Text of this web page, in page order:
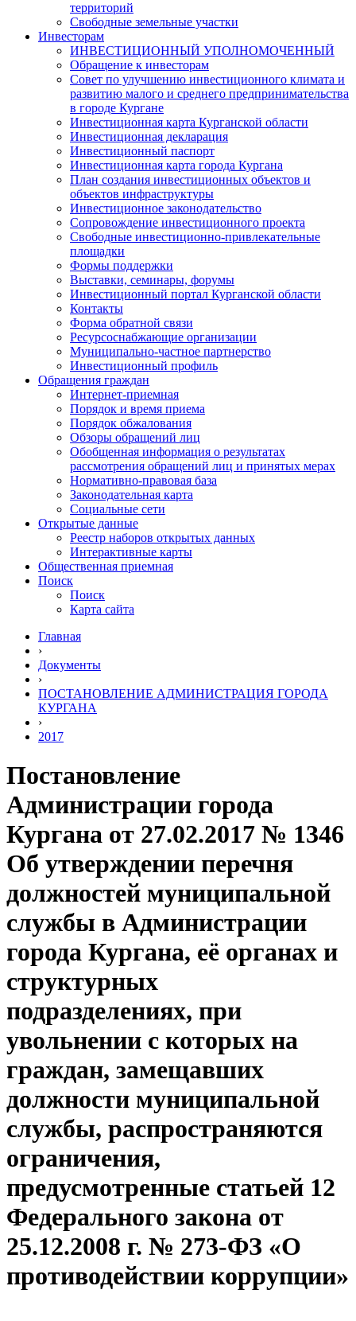
территорий
Свободные земельные участки
Инвесторам
ИНВЕСТИЦИОННЫЙ УПОЛНОМОЧЕННЫЙ
Обращение к инвесторам
Совет по улучшению инвестиционного климата и
развитию малого и среднего предпринимательства
в городе Кургане
Инвестиционная карта Курганской области
Инвестиционная декларация
Инвестиционный паспорт
Инвестиционная карта города Кургана
План создания инвестиционных объектов и
объектов инфраструктуры
Инвестиционное законодательство
Сопровождение инвестиционного проекта
Свободные инвестиционно-привлекательные
площадки
Формы поддержки
Выставки, семинары, форумы
Инвестиционный портал Курганской области
Контакты
Форма обратной связи
Ресурсоснабжающие организации
Муниципально-частное партнерство
Инвестиционный профиль
Обращения граждан
Интернет-приемная
Порядок и время приема
Порядок обжалования
Обзоры обращений лиц
Обобщенная информация о результатах
рассмотрения обращений лиц и принятых мерах
Нормативно-правовая база
Законодательная карта
Социальные сети
Открытые данные
Реестр наборов открытых данных
Интерактивные карты
Общественная приемная
Поиск
Поиск
Карта сайта
Главная
›
Документы
›
ПОСТАНОВЛЕНИЕ АДМИНИСТРАЦИЯ ГОРОДА
КУРГАНА
›
2017
Постановление
Администрации города
Кургана от 27.02.2017 № 1346
Об утверждении перечня
должностей муниципальной
службы в Администрации
города Кургана, её органах и
структурных
подразделениях, при
увольнении с которых на
граждан, замещавших
должности муниципальной
службы, распространяются
ограничения,
предусмотренные статьей 12
Федерального закона от
25.12.2008 г. № 273-ФЗ «О
противодействии коррупции»